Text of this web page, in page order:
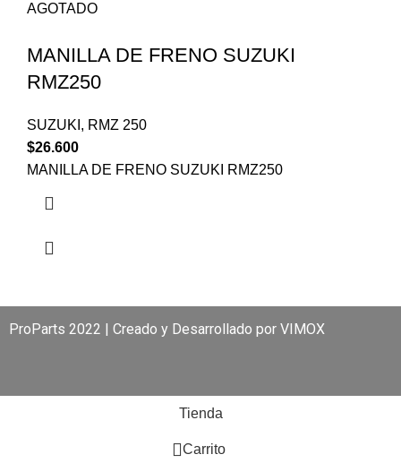
AGOTADO
MANILLA DE FRENO SUZUKI
RMZ250
SUZUKI , RMZ 250
$26.600
MANILLA DE FRENO SUZUKI RMZ250
ProParts 2022 | Creado y Desarrollado por VIMOX
Tienda
0
Carrito